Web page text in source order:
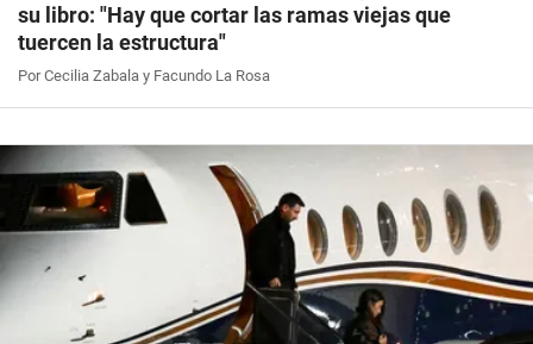
su libro: "Hay que cortar las ramas viejas que
tuercen la estructura"
Por Cecilia Zabala y Facundo La Rosa